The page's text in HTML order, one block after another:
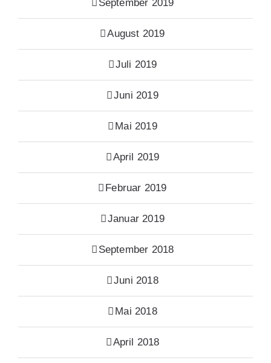
September 2019
August 2019
Juli 2019
Juni 2019
Mai 2019
April 2019
Februar 2019
Januar 2019
September 2018
Juni 2018
Mai 2018
April 2018